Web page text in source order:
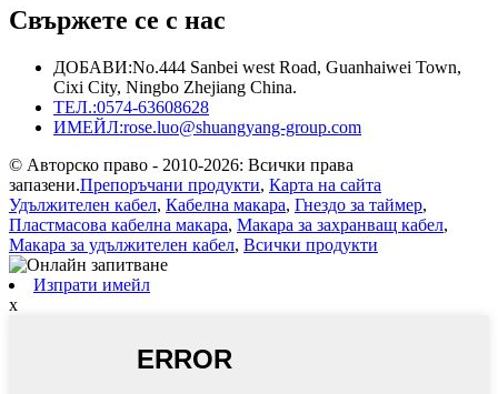
Свържете се с нас
ДОБАВИ:No.444 Sanbei west Road, Guanhaiwei Town,
Cixi City, Ningbo Zhejiang China.
ТЕЛ.:0574-63608628
ИМЕЙЛ:rose.luo@shuangyang-group.com
© Авторско право - 2010-2026: Всички права
запазени.Препоръчани продукти, Карта на сайта
Удължителен кабел, Кабелна макара, Гнездо за таймер,
Пластмасова кабелна макара, Макара за захранващ кабел,
Макара за удължителен кабел, Всички продукти
Изпрати имейл
x